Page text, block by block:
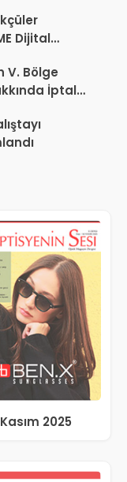
Dijital
V. Bölge
İptal
Kasım 2025